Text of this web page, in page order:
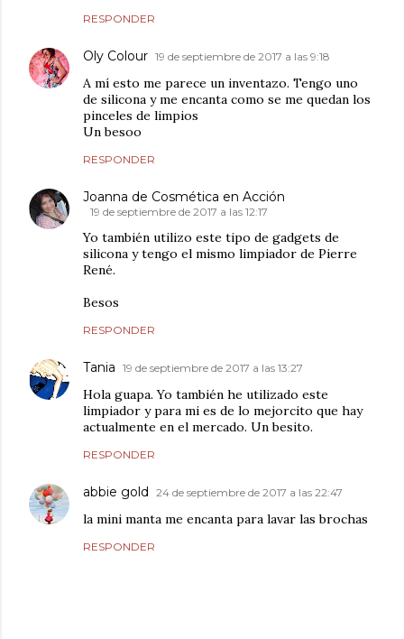
RESPONDER
Oly Colour 19 de septiembre de 2017 a las 9:18
A mí esto me parece un inventazo. Tengo uno
de silicona y me encanta como se me quedan los
pinceles de limpios
Un besoo
RESPONDER
Joanna de Cosmética en Acción
19 de septiembre de 2017 a las 12:17
Yo también utilizo este tipo de gadgets de
silicona y tengo el mismo limpiador de Pierre
René.
Besos
RESPONDER
Tania 19 de septiembre de 2017 a las 13:27
Hola guapa. Yo también he utilizado este
limpiador y para mi es de lo mejorcito que hay
actualmente en el mercado. Un besito.
RESPONDER
abbie gold 24 de septiembre de 2017 a las 22:47
la mini manta me encanta para lavar las brochas
RESPONDER